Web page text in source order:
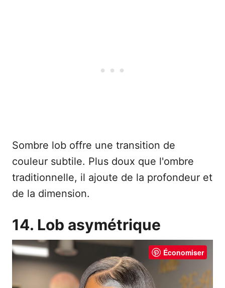
Sombre lob offre une transition de
couleur subtile. Plus doux que l'ombre
traditionnelle, il ajoute de la profondeur et
de la dimension.
14. Lob asymétrique
Économiser